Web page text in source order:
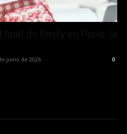
junio de 2026 0